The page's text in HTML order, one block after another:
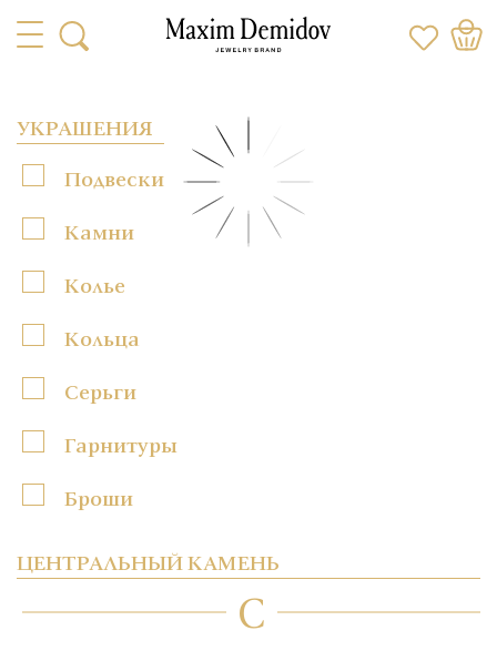
УКРАШЕНИЯ
Подвески
Камни
Колье
Кольца
Серьги
Гарнитуры
Броши
ЦЕНТРАЛЬНЫЙ КАМЕНЬ
C